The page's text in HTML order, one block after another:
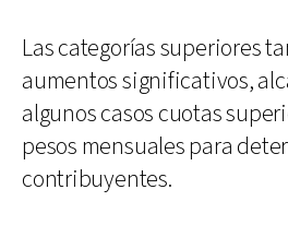
Las categorías superiores
aumentos significativos,
algunos casos cuotas
pesos mensuales para
contribuyentes.